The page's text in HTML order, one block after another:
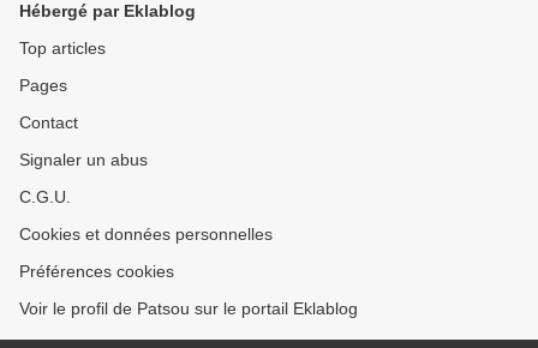
Hébergé par Eklablog
Top articles
Pages
Contact
Signaler un abus
C.G.U.
Cookies et données personnelles
Préférences cookies
Voir le profil de Patsou sur le portail Eklablog